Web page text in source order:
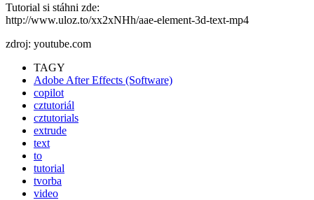
Tutorial si stáhni zde:
http://www.uloz.to/xx2xNHh/aae-element-3d-text-mp4
zdroj: youtube.com
TAGY
Adobe After Effects (Software)
copilot
cztutoriál
cztutorials
extrude
text
to
tutorial
tvorba
video